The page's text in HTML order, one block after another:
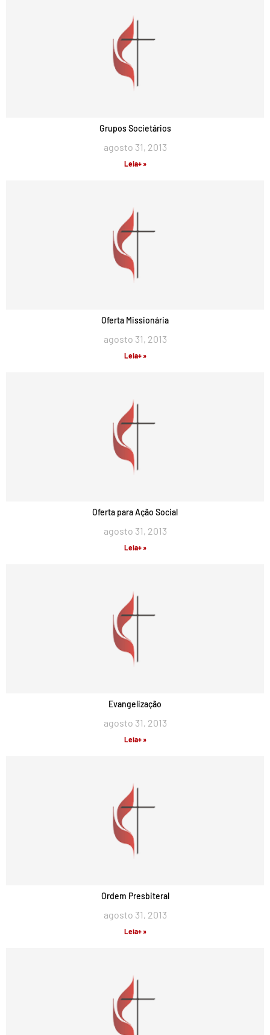
Grupos Societários
agosto 31, 2013
Leia+ »
Oferta Missionária
agosto 31, 2013
Leia+ »
Oferta para Ação Social
agosto 31, 2013
Leia+ »
Evangelização
agosto 31, 2013
Leia+ »
Ordem Presbiteral
agosto 31, 2013
Leia+ »